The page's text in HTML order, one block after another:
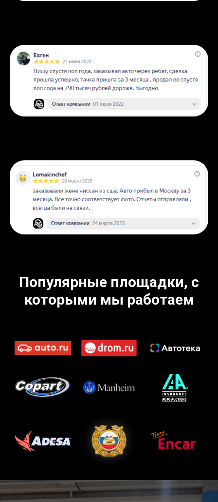
Популярные площадки, с
которыми мы работаем